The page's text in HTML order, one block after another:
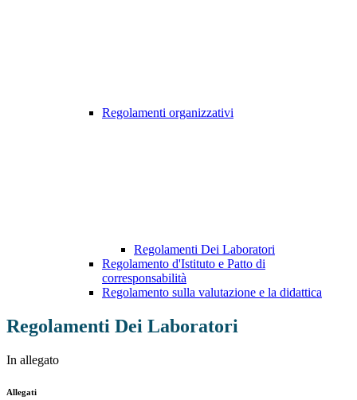
Regolamenti organizzativi
Regolamenti Dei Laboratori
Regolamento d'Istituto e Patto di
corresponsabilità
Regolamento sulla valutazione e la didattica
Regolamenti Dei Laboratori
In allegato
Allegati